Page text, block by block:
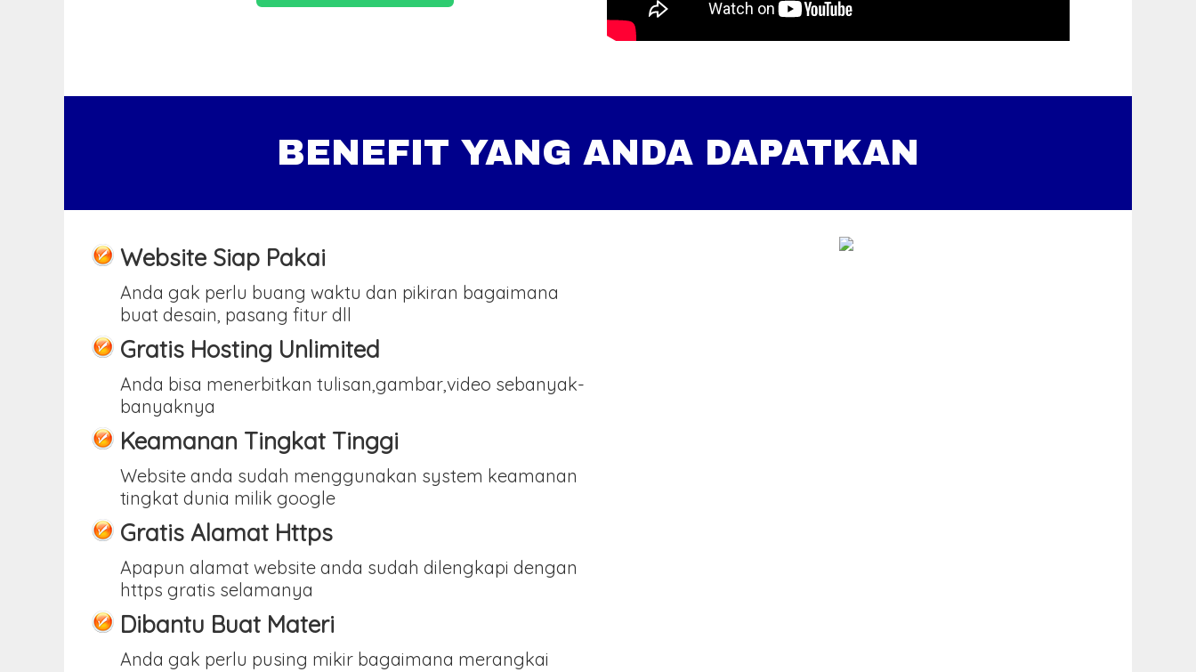
BENEFIT YANG ANDA DAPATKAN
Website Siap Pakai
Anda gak perlu buang waktu dan pikiran bagaimana
buat desain, pasang fitur dll
Gratis Hosting Unlimited
Anda bisa menerbitkan tulisan,gambar,video sebanyak-
banyaknya
Keamanan Tingkat Tinggi
Website anda sudah menggunakan system keamanan
tingkat dunia milik google
Gratis Alamat Https
Apapun alamat website anda sudah dilengkapi dengan
https gratis selamanya
Dibantu Buat Materi
Anda gak perlu pusing mikir bagaimana merangkai